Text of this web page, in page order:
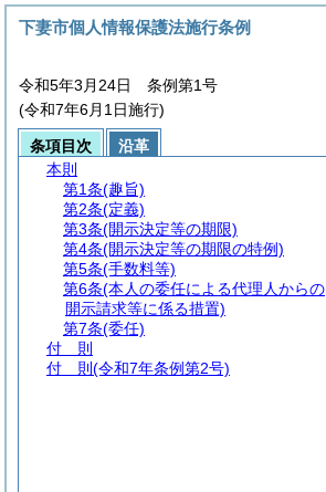
下妻市個人情報保護法施行条例
令和5年3月24日 条例第1号
(令和7年6月1日施行)
条項目次
沿革
本則
第1条(趣旨)
第2条(定義)
第3条(開示決定等の期限)
第4条(開示決定等の期限の特例)
第5条(手数料等)
第6条(本人の委任による代理人からの
開示請求等に係る措置)
第7条(委任)
付 則
付 則 (令和7年条例第2号)